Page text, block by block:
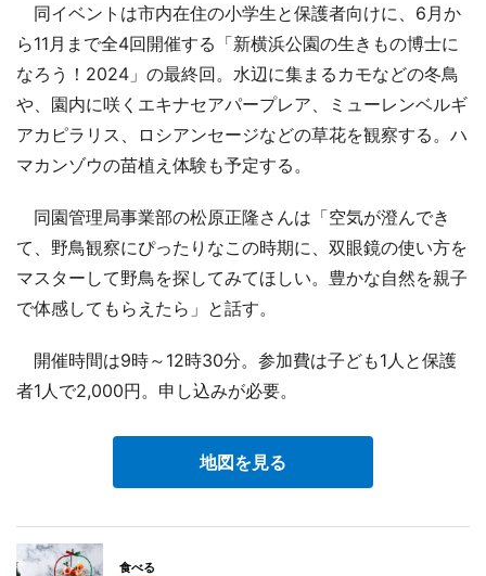
同イベントは市内在住の小学生と保護者向けに、6月か
ら11月まで全4回開催する「新横浜公園の生きもの博士に
なろう！2024」の最終回。水辺に集まるカモなどの冬鳥
や、園内に咲くエキナセアパープレア、ミューレンベルギ
アカピラリス、ロシアンセージなどの草花を観察する。ハ
マカンゾウの苗植え体験も予定する。
同園管理局事業部の松原正隆さんは「空気が澄んでき
て、野鳥観察にぴったりなこの時期に、双眼鏡の使い方を
マスターして野鳥を探してみてほしい。豊かな自然を親子
で体感してもらえたら」と話す。
開催時間は9時～12時30分。参加費は子ども1人と保護
者1人で2,000円。申し込みが必要。
地図を見る
食べる